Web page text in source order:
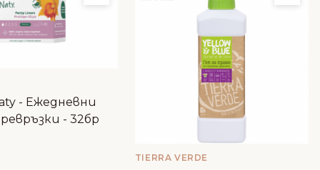
- Ежедневни
- 32бр
TIERRA VERDE